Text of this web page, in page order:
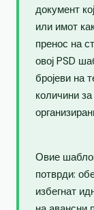
документ
или имот
пренос на
овој PSD
бројеви на
количини
Овие
потврди:
избегнат